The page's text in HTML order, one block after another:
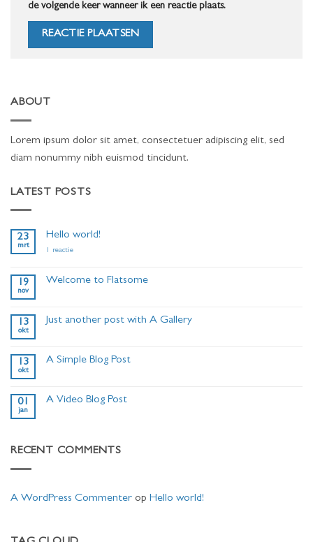
de volgende keer wanneer ik een reactie plaats.
ABOUT
Lorem ipsum dolor sit amet, consectetuer adipiscing elit, sed
diam nonummy nibh euismod tincidunt.
LATEST POSTS
23
mrt
Hello world!
1 reactieop
19
nov
Welcome to Flatsome
Welcome
13
okt
Just another post with A Gallery
Just
A
13
okt
A Simple Blog Post
A
01
jan
A Video Blog Post
Video
RECENT COMMENTS
A WordPress Commenter op Hello world!